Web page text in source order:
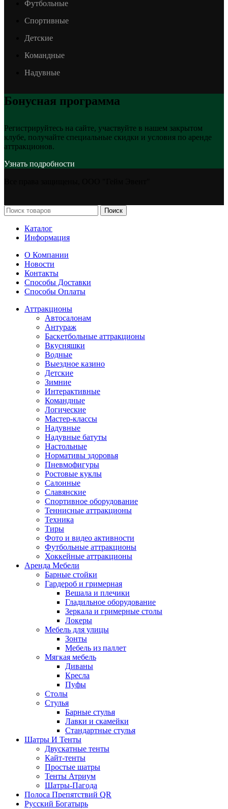
Футбольные
Спортивные
Детские
Командные
Надувные
Бонусная программа
Регистрируйтесь на сайте, участвуйте в нашем закрытом
клубе, получайте специальные скидки и условия по аренде
аттракционов.
Узнать подробности
Поиск
Каталог
Информация
О Компании
Новости
Контакты
Способы Доставки
Способы Оплаты
Аттракционы
Автосалонам
Антураж
Баскетбольные аттракционы
Вкусняшки
Водные
Выездное казино
Детские
Зимние
Интерактивные
Командные
Логические
Мастер-классы
Надувные
Надувные батуты
Настольные
Нормативы здоровья
Пневмофигуры
Ростовые куклы
Салонные
Славянские
Спортивное оборудование
Теннисные аттракционы
Техника
Тиры
Фото и видео активности
Футбольные аттракционы
Хоккейные аттракционы
Аренда Мебели
Барные стойки
Гардероб и гримерная
Вешала и плечики
Гладильное оборудование
Зеркала и гримерные столы
Локеры
Мебель для улицы
Зонты
Мебель из паллет
Мягкая мебель
Диваны
Кресла
Пуфы
Столы
Стулья
Барные стулья
Лавки и скамейки
Стандартные стулья
Шатры И Тенты
Двускатные тенты
Кайт-тенты
Простые шатры
Тенты Атриум
Шатры-Пагода
Полоса Препятствий QR
Русский Богатырь